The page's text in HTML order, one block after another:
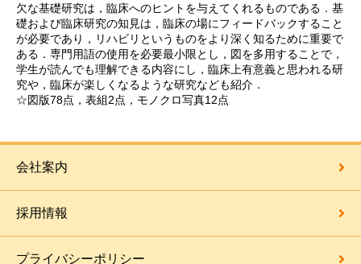
欠な基礎研究は，臨床へのヒントを与えてくれるものである．基
礎および臨床研究の知見は，臨床の場にフィードバックすること
が必要であり，リハビリというものをより深く知るために重要で
ある．専門用語の使用を必要最小限とし，図を多用することで，
学生が読んでも理解できる内容にし，臨床上有意義と思われる研
究や，臨床が楽しくなるような研究なども紹介．
☆図版78点，表組2点，モノクロ写真12点
会社案内
採用情報
プライバシーポリシー